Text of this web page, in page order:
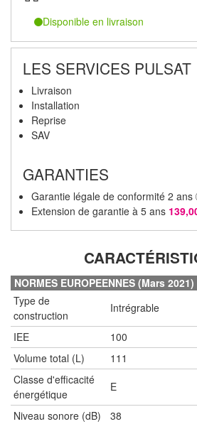
Disponible en livraison
LES SERVICES PULSAT
Livraison
Installation
Reprise
SAV
GARANTIES
Garantie légale de conformité 2 ans
Extension de garantie à 5 ans
NORMES EUROPEENNES (Mars 2021)
Type de
construction
Intrégrable
IEE
100
Volume total (L)
111
Classe d'efficacité
énergétique
E
Niveau sonore (dB)
38